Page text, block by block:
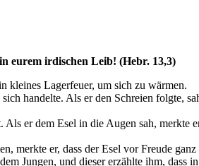
eurem irdischen Leib! (Hebr. 13,3)
kleines Lagerfeuer, um sich zu wärmen.
handelte. Als er den Schreien folgte,
er dem Esel in die Augen sah, merkte
merkte er, dass der Esel vor Freude ganz
Jungen, und dieser erzählte ihm, dass